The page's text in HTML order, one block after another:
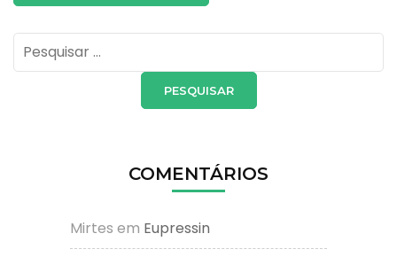
Pesquisar
por:
COMENTÁRIOS
Mirtes em Eupressin